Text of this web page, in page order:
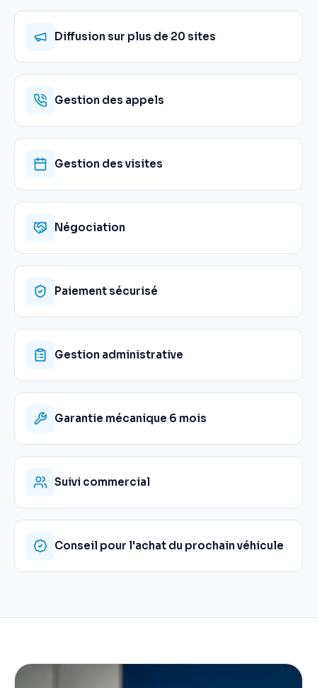
Diffusion sur plus de 20 sites
Gestion des appels
Gestion des visites
Négociation
Paiement sécurisé
Gestion administrative
Garantie mécanique 6 mois
Suivi commercial
Conseil pour l'achat du prochain véhicule